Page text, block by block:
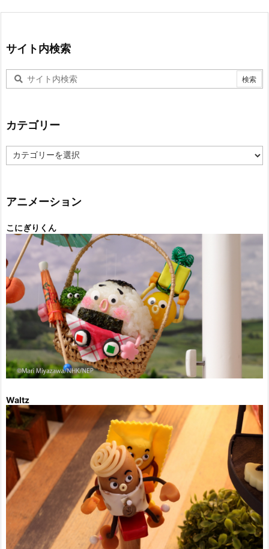
サイト内検索
カテゴリー
テ
ー
アニメーション
こにぎりくん
Waltz